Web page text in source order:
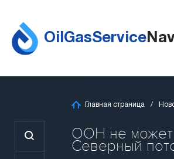
OilGasService
Главная страница
ООН не может
Северный